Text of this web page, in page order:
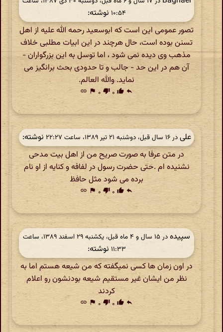
۱۰:۵۴ نوشته:
تصور عمومی این است که ابوسعید رحمه الله علیه از اهل
تسنن بوده است، حال هرچند در این ابیات مطلبی خلاف
مذهب وی دیده نمی شود ، اما توسل به این بزرگواران -
آن هم در این حد - جالب و تا حدودی بحث برانگیز می
نماید. والله العالم.
reply
thumb_up ۰ thumb_down ۰ flag
link
علیدر ‫۱۶ سال قبل، دوشنبه ۲۱ تیر ۱۳۸۹، ساعت ۲۲:۲۷
نوشته:
در متن عرفا به صورت صریح من از اهل بیت مدحی
نشنیده ام .حتی حضرت رسول در لفافه و کنایه از او نام
برده می شود مثل حافظ
reply
thumb_up ۰ thumb_down ۰ flag
link
سپیده
در ‫۱۵ سال و ۴ ماه قبل، یکشنبه ۲۹ اسفند ۱۳۸۹، ساعت
۱۱:۳۳ نوشته:
در اون زمان ها کسی نمیگفته که من شیعه هستم اما به
نظر من ایشان غیر مستقیم شیعه بودنشون رو اعلام
کردند
reply
thumb_up ۰ thumb_down ۰ flag
link